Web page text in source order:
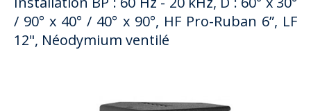
/ 90° x 40° / 40° x 90°, HF Pro-Ruban 6”, LF
12", Néodymium ventilé